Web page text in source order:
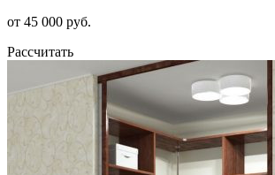
от 45 000 руб.
Рассчитать